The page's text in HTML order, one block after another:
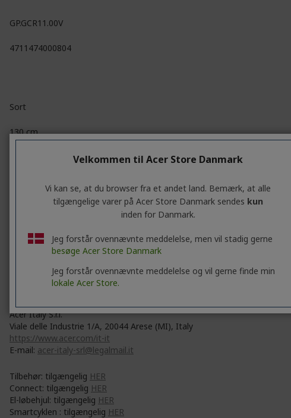
GP.GCR11.00V
4711474000804
Sort
130 cm
8F, No. 88, Section 1, Xin Tai 5th Road, Xizhi
New Taipei City 221
Acer Italy S.r.l.
Viale delle Industrie 1/A, 20044 Arese (MI), Italy
https://www.acer.com/it-it
E-mail: acer-italy-srl@legalmail.it
Tilbehør: tilgængelig HER
Connect: tilgængelig HER
El-løbehjul: tilgængelig HER
Smartcyklen : tilgængelig HER
Velkommen til Acer Store Danmark
Vi kan se, at du browser fra et andet land. Bemærk, at alle
tilgængelige varer på Acer Store Danmark sendes kun
inden for Danmark.
Jeg forstår ovennævnte meddelelse, men vil stadig gerne
besøge Acer Store Danmark
Jeg forstår ovennævnte meddelelse og vil gerne finde min
lokale Acer Store.